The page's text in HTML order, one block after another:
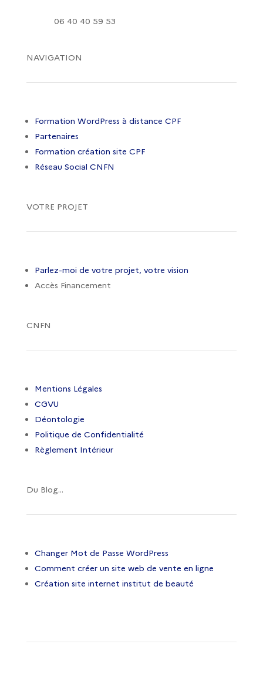
06 40 40 59 53
NAVIGATION
Formation WordPress à distance CPF
Partenaires
Formation création site CPF
Réseau Social CNFN
VOTRE PROJET
Parlez-moi de votre projet, votre vision
Accès Financement
CNFN
Mentions Légales
CGVU
Déontologie
Politique de Confidentialité
Règlement Intérieur
Du Blog...
Changer Mot de Passe WordPress
Comment créer un site web de vente en ligne
Création site internet institut de beauté